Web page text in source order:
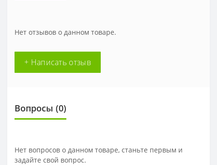
Нет отзывов о данном товаре.
+ Написать отзыв
Вопросы (0)
Нет вопросов о данном товаре, станьте первым и
задайте свой вопрос.